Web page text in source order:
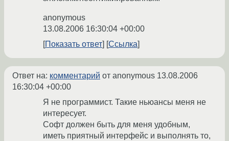
anonymous
13.08.2006 16:30:04 +00:00
Показать ответ
Ссылка
Ответ на: комментарий от anonymous 13.08.2006
16:30:04 +00:00
Я не программист. Такие ньюансы меня не
интересует.
Софт должен быть для меня удобным,
иметь приятный интерфейс и выполнять то,